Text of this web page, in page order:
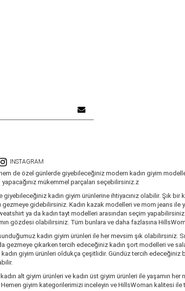
INSTAGRAM
de özel günlerde giyebileceğiniz modern kadın giyim
mükemmel parçaları seçebilirsiniz.z
kadın giyim ürünlerine ihtiyacınız olabilir. Şık
gidebilirsiniz. Kadın kazak modelleri ve mom jeans ile
ya da kadın tayt modelleri arasından seçim
gözdesi olabilirsiniz. Tüm bunlara ve daha fazlasına
kadın giyim ürünleri ile her mevsim şık olabilirsiniz.
gezmeye çıkarken tercih edeceğiniz kadın şort modelleri ve
giyim ürünleri oldukça çeşitlidir. Gündüz tercih edeceğiniz
alt giyim ürünleri ve kadın üst giyim ürünleri ile yaşamın her
giyim kategorilerimizi inceleyin ve HillsWoman kalitesi ile